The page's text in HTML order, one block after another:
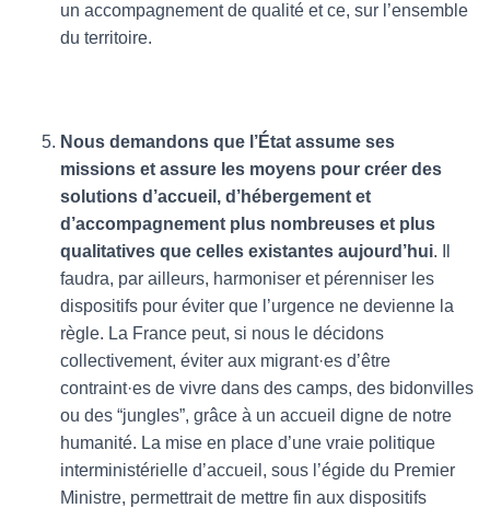
un accompagnement de qualité et ce, sur l’ensemble
du territoire.
Nous demandons que l’État assume ses
missions et assure les moyens pour créer des
solutions d’accueil, d’hébergement et
d’accompagnement plus nombreuses et plus
qualitatives que celles existantes aujourd’hui. Il
faudra, par ailleurs, harmoniser et pérenniser les
dispositifs pour éviter que l’urgence ne devienne la
règle. La France peut, si nous le décidons
collectivement, éviter aux migrant·es d’être
contraint·es de vivre dans des camps, des bidonvilles
ou des “jungles”, grâce à un accueil digne de notre
humanité. La mise en place d’une vraie politique
interministérielle d’accueil, sous l’égide du Premier
Ministre, permettrait de mettre fin aux dispositifs